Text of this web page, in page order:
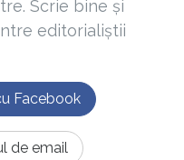
Scrie bine și
editorialiștii
Facebook
de email